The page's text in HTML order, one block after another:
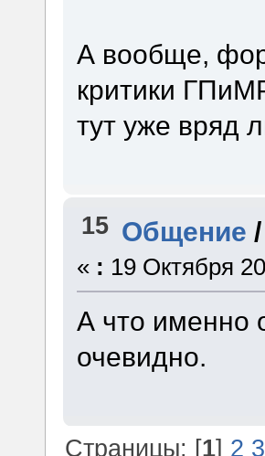
А вообще,
критики
тут уже вряд
15 Общение /
« : 19 Октября
А что именно
очевидно.
Страницы: [1] 2 3